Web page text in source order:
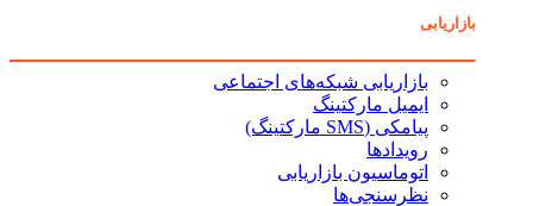
بازاریابی
بازاریابی شبکه‌های اجتماعی
ایمیل مارکتینگ
پیامکی (SMS مارکتینگ)
رویدادها
اتوماسیون بازاریابی
نظرسنجی‌ها